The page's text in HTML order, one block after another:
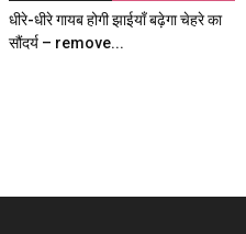
धीरे-धीरे गायब होगी झाईयाँ बढ़ेगा चेहरे का
सौंदर्य – remove...